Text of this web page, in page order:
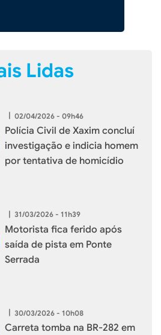
Lidas
| 02/04/2026 - 09h46
Polícia Civil de Xaxim concluí
investigação e indicia homem
por tentativa de homicídio
| 31/03/2026 - 11h39
Motorista fica ferido após
saída de pista em Ponte
Serrada
| 30/03/2026 - 10h08
Carreta tomba na BR-282 em